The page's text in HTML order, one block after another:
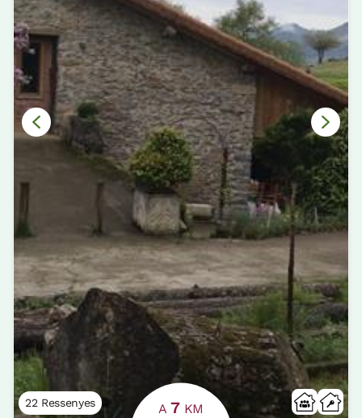
22 Ressenyes A7 KM